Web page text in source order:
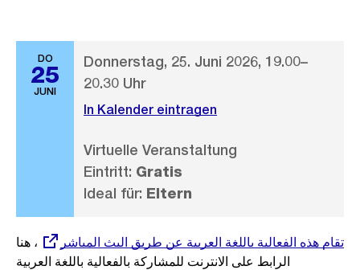
DO
25
JUNI
Donnerstag, 25. Juni 2026, 19.00–
20.30 Uhr
In Kalender eintragen
Virtuelle Veranstaltung
Eintritt: Gratis
Ideal für: Eltern
Externer
Link:
تقام هذه الفعالية باللغة العربية عن طريق البث المباشر
، هنا
الرابط على الانترنت للمشاركة بالفعالية باللغة العربية